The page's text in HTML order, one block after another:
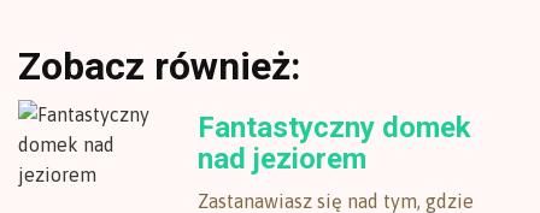
Zobacz również:
Fantastyczny domek
nad jeziorem
Zastanawiasz się nad tym, gdzie